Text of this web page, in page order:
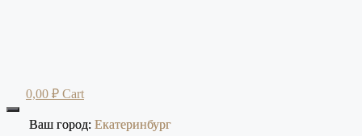
0,00 ₽ Cart
Ваш город: Екатеринбург
Ваш город: Екатеринбург